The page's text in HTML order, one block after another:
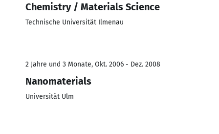
Chemistry / Materials Science
Technische Universität Ilmenau
2 Jahre und 3 Monate, Okt. 2006 - Dez. 2008
Nanomaterials
Universität Ulm